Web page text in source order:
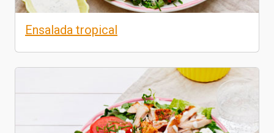
Ensalada tropical